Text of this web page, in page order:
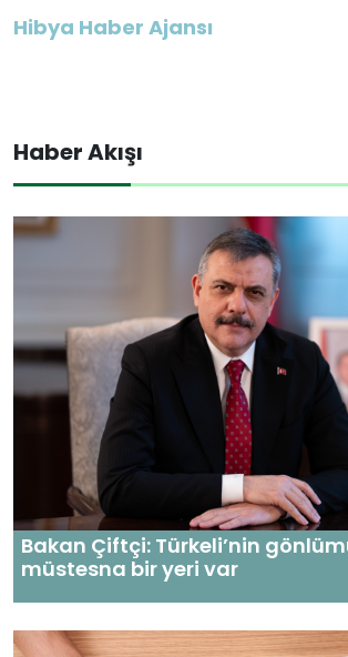
Hibya Haber Ajansı
Haber Akışı
Bakan Çiftçi: Türkeli’nin
müstesna bir yeri var